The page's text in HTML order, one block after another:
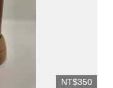
NT$350